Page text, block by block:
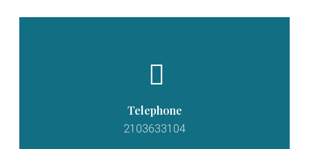
Telephone
2103633104